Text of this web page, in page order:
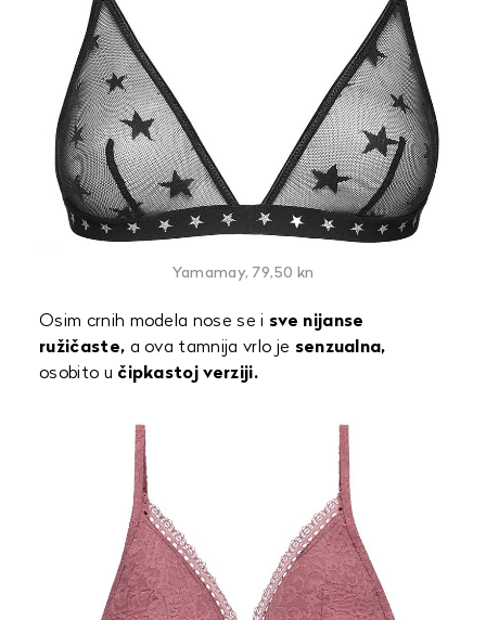
Yamamay, 79,50 kn
Osim crnih modela nose se i sve nijanse
ružičaste, a ova tamnija vrlo je senzualna,
osobito u čipkastoj verziji.